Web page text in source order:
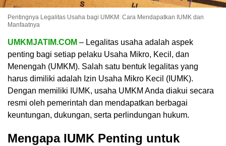
Pentingnya Legalitas Usaha bagi UMKM: Cara Mendapatkan IUMK dan
Manfaatnya
UMKMJATIM.COM – Legalitas usaha adalah aspek
penting bagi setiap pelaku Usaha Mikro, Kecil, dan
Menengah (UMKM). Salah satu bentuk legalitas yang
harus dimiliki adalah Izin Usaha Mikro Kecil (IUMK).
Dengan memiliki IUMK, usaha UMKM Anda diakui secara
resmi oleh pemerintah dan mendapatkan berbagai
keuntungan, dukungan, serta perlindungan hukum.
Mengapa IUMK Penting untuk